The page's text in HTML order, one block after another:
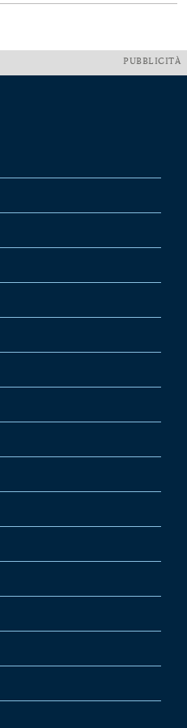
PUBBLICITÀ